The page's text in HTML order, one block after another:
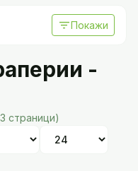
filter_listПокажи
-
страници)